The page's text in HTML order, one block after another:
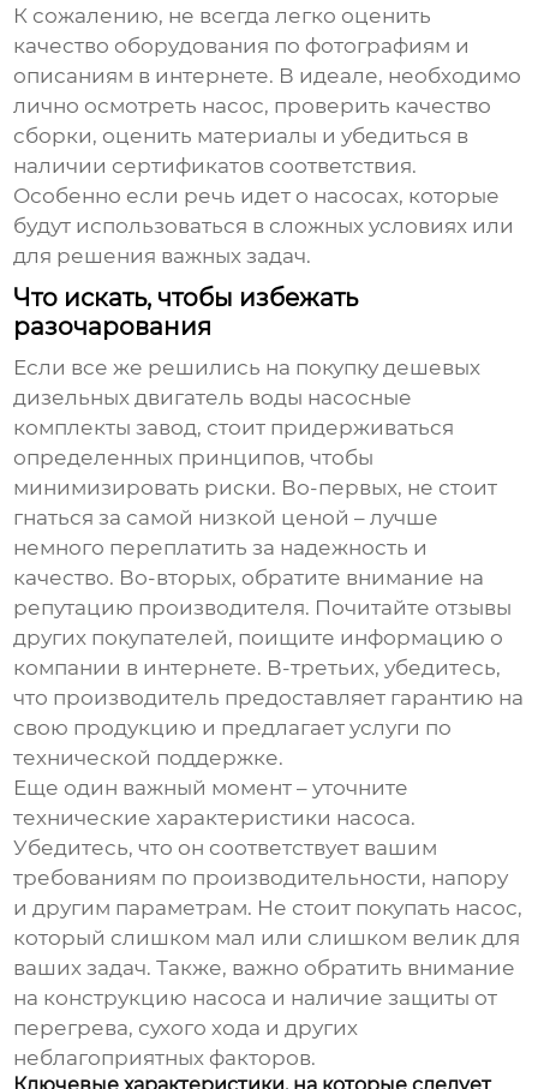
К сожалению, не всегда легко оценить
качество оборудования по фотографиям и
описаниям в интернете. В идеале, необходимо
лично осмотреть насос, проверить качество
сборки, оценить материалы и убедиться в
наличии сертификатов соответствия.
Особенно если речь идет о насосах, которые
будут использоваться в сложных условиях или
для решения важных задач.
Что искать, чтобы избежать
разочарования
Если все же решились на покупкудешевых
дизельных двигатель воды насосные
комплекты завод, стоит придерживаться
определенных принципов, чтобы
минимизировать риски. Во-первых, не стоит
гнаться за самой низкой ценой – лучше
немного переплатить за надежность и
качество. Во-вторых, обратите внимание на
репутацию производителя. Почитайте отзывы
других покупателей, поищите информацию о
компании в интернете. В-третьих, убедитесь,
что производитель предоставляет гарантию на
свою продукцию и предлагает услуги по
технической поддержке.
Еще один важный момент – уточните
технические характеристики насоса.
Убедитесь, что он соответствует вашим
требованиям по производительности, напору
и другим параметрам. Не стоит покупать насос,
который слишком мал или слишком велик для
ваших задач. Также, важно обратить внимание
на конструкцию насоса и наличие защиты от
перегрева, сухого хода и других
неблагоприятных факторов.